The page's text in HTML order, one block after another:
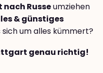
Russeumziehen
& günstiges
sich um alles kümmert?
genau richtig!